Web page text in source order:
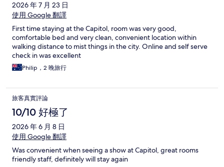
2026 年 7 月 23 日
使用 Google 翻譯
First time staying at the Capitol, room was very good,
comfortable bed and very clean, convenient location within
walking distance to mist things in the city. Online and self serve
check in was excellent
Philip，2 晚旅行
旅客真實評論
10/10 好極了
2026 年 6 月 8 日
使用 Google 翻譯
Was convenient when seeing a show at Capitol, great rooms
friendly staff, definitely will stay again